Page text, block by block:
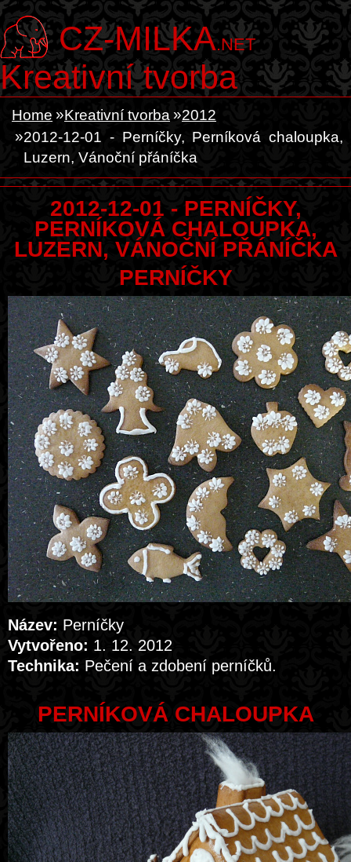
CZ-MILKA.NET
Kreativní tvorba
Home Kreativní tvorba
2012
2012-12-01 - Perníčky, Perníková chaloupka,
Luzern, Vánoční přáníčka
2012-12-01 - PERNÍČKY,
PERNÍKOVÁ CHALOUPKA,
LUZERN, VÁNOČNÍ PŘÁNÍČKA
PERNÍČKY
Název: Perníčky
Vytvořeno: 1. 12. 2012
Technika: Pečení a zdobení perníčků.
PERNÍKOVÁ CHALOUPKA